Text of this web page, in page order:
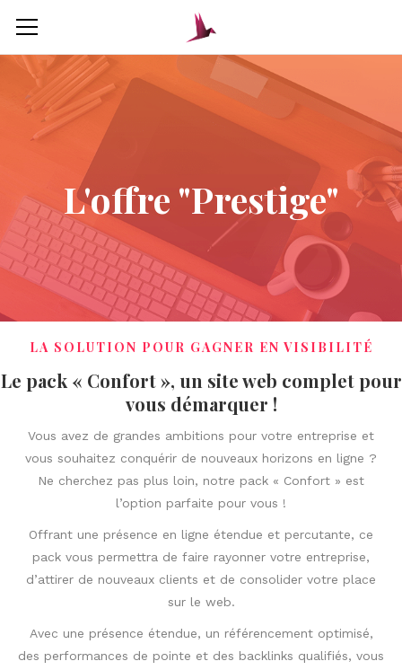
L'offre "Prestige"
LA SOLUTION POUR GAGNER EN VISIBILITÉ
Le pack « Confort », un site web complet pour
vous démarquer !
Vous avez de grandes ambitions pour votre entreprise et
vous souhaitez conquérir de nouveaux horizons en ligne ?
Ne cherchez pas plus loin, notre pack « Confort » est
l’option parfaite pour vous !
Offrant une présence en ligne étendue et percutante, ce
pack vous permettra de faire rayonner votre entreprise,
d’attirer de nouveaux clients et de consolider votre place
sur le web.
Avec une présence étendue, un référencement optimisé,
des performances de pointe et des backlinks qualifiés, vous